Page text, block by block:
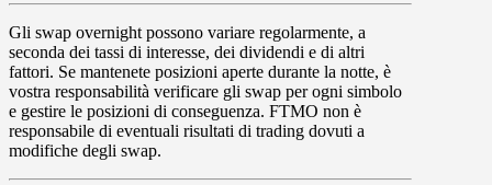
Gli swap overnight possono variare regolarmente, a
seconda dei tassi di interesse, dei dividendi e di altri
fattori. Se mantenete posizioni aperte durante la notte, è
vostra responsabilità verificare gli swap per ogni simbolo
e gestire le posizioni di conseguenza. FTMO non è
responsabile di eventuali risultati di trading dovuti a
modifiche degli swap.